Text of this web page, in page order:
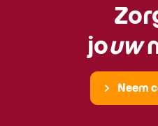
jouw
Neem